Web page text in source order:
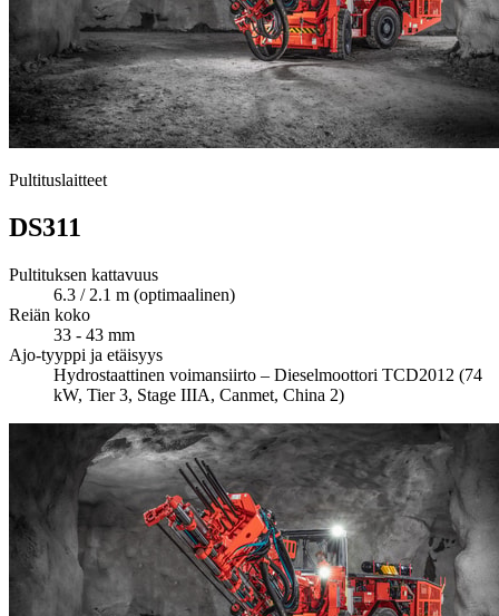
Pultituslaitteet
DS311
Pultituksen kattavuus
6.3 / 2.1 m (optimaalinen)
Reiän koko
33 - 43 mm
Ajo-tyyppi ja etäisyys
Hydrostaattinen voimansiirto – Dieselmoottori TCD2012 (74
kW, Tier 3, Stage IIIA, Canmet, China 2)